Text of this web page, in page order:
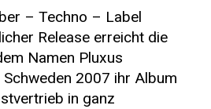
– Techno – Label
Release erreicht die
Namen Pluxus
2007 ihr Album
in ganz